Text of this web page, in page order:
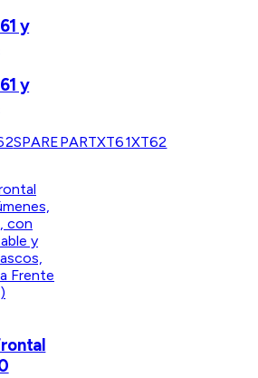
y
y
SPAREPARTXT61XT62